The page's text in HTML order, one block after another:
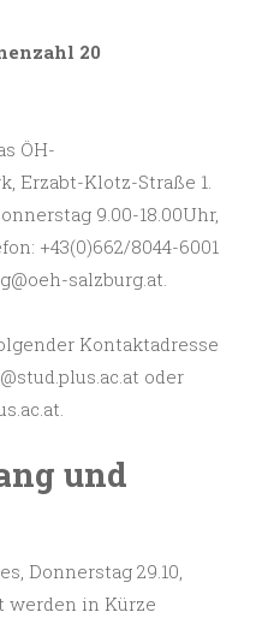
20
ÖH-
Erzabt-Klotz-Straße 1.
9.00-18.00Uhr,
+43(0)662/8044-6001
salzburg.at.
Kontaktadresse
oder
und
Donnerstag 29.10,
werden in Kürze